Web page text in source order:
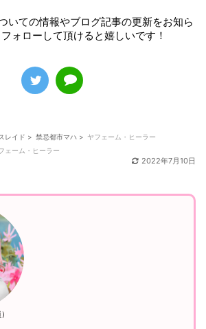
いての情報やブログ記事の更新をお知ら
ォローして頂けると嬉しいです！
レイド > 禁忌都市マハ > ヤフェーム・ヒーラー
ェーム・ヒーラー
2022年7月10日
）